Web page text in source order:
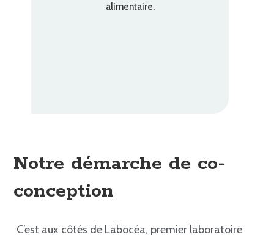
alimentaire.
Notre démarche de co-
conception
C’est aux côtés de Labocéa, premier laboratoire